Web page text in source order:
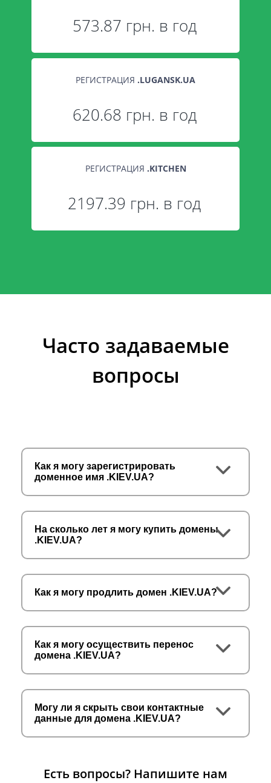
573.87 грн. в год
РЕГИСТРАЦИЯ .LUGANSK.UA
620.68 грн. в год
РЕГИСТРАЦИЯ .KITCHEN
2197.39 грн. в год
Часто задаваемые
вопросы
Как я могу зарегистрировать
доменное имя .KIEV.UA?
На сколько лет я могу купить домены
.KIEV.UA?
Как я могу продлить домен .KIEV.UA?
Как я могу осуществить перенос
домена .KIEV.UA?
Могу ли я скрыть свои контактные
данные для домена .KIEV.UA?
Есть вопросы? Напишите нам